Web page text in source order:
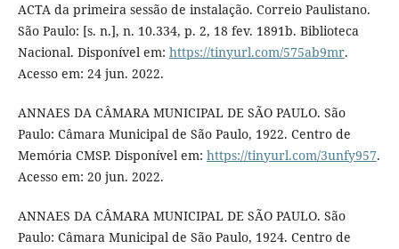
ACTA da primeira sessão de instalação. Correio Paulistano.
São Paulo: [s. n.], n. 10.334, p. 2, 18 fev. 1891b. Biblioteca
Nacional. Disponível em: https://tinyurl.com/575ab9mr.
Acesso em: 24 jun. 2022.
ANNAES DA CÂMARA MUNICIPAL DE SÃO PAULO. São
Paulo: Câmara Municipal de São Paulo, 1922. Centro de
Memória CMSP. Disponível em: https://tinyurl.com/3unfy957.
Acesso em: 20 jun. 2022.
ANNAES DA CÂMARA MUNICIPAL DE SÃO PAULO. São
Paulo: Câmara Municipal de São Paulo, 1924. Centro de